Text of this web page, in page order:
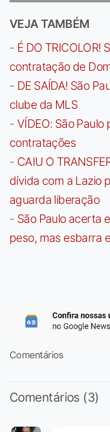
VEJA TAMBÉM
- É DO TRICOLOR!
contratação de
- DE SAÍDA! São
clube da MLS
- VÍDEO: São
contratações
- CAIU O
dívida com a Lazio
aguarda liberação
- São Paulo acerta
peso, mas esbarra
Comentários
Comentários (3)